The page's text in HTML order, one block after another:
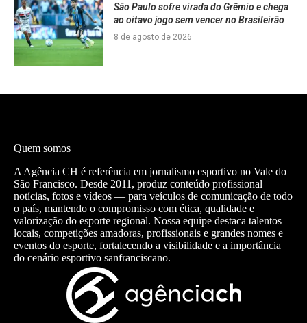
São Paulo sofre virada do Grêmio e chega
ao oitavo jogo sem vencer no Brasileirão
8 de agosto de 2026
Quem somos
A Agência CH é referência em jornalismo esportivo no Vale do
São Francisco. Desde 2011, produz conteúdo profissional —
notícias, fotos e vídeos — para veículos de comunicação de todo
o país, mantendo o compromisso com ética, qualidade e
valorização do esporte regional. Nossa equipe destaca talentos
locais, competições amadoras, profissionais e grandes nomes e
eventos do esporte, fortalecendo a visibilidade e a importância
do cenário esportivo sanfranciscano.